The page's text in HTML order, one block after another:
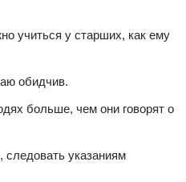
учиться у старших, как ему
обидчив.
больше, чем они говорят о
указаниям